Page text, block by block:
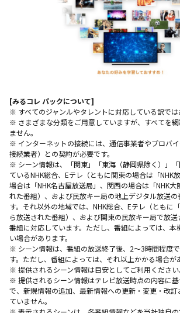
[みるコレ パックについて]
※ すべてのジャンルやタレントに対応している訳では
※ さまざまな分類をご用意していますが、すべてを
ません。
※ インターネットの接続には、通信事業者やプロバ
接続業者）との契約が必要です。
※ シーン情報は、「関東」「東海（静岡県除く）」
ているNHK総合、Eテレ（ともに関東の場合は「NHK
場合は「NHK名古屋放送局」、関西の場合は「NHK大
れた番組）、および民放キー局の地上デジタル放送
す。それ以外の地域では、NHK総合、Eテレ（ともに
ら放送された番組）、および関東の民放キー局で放
番組に対応しています。ただし、番組によっては、本
い場合があります。
※ シーン情報は、番組の放送終了後、2〜3時間程度
す。ただし、番組によっては、それ以上かかる場合が
※ 提供されるシーン情報は目安としてご利用ください
※ 提供されるシーン情報はテレビ放送時点の内容に
で、新規情報の追加、最新情報への更新・変更・改
ていません。